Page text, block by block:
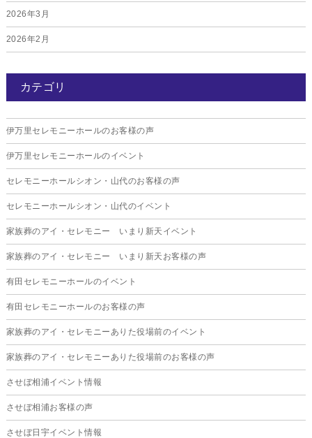
2026年3月
2026年2月
2025年12月
カテゴリ
伊万里セレモニーホールのお客様の声
伊万里セレモニーホールのイベント
セレモニーホールシオン・山代のお客様の声
セレモニーホールシオン・山代のイベント
家族葬のアイ・セレモニー いまり新天イベント
家族葬のアイ・セレモニー いまり新天お客様の声
有田セレモニーホールのイベント
有田セレモニーホールのお客様の声
家族葬のアイ・セレモニーありた役場前のイベント
家族葬のアイ・セレモニーありた役場前のお客様の声
させぼ相浦イベント情報
させぼ相浦お客様の声
させぼ日宇イベント情報